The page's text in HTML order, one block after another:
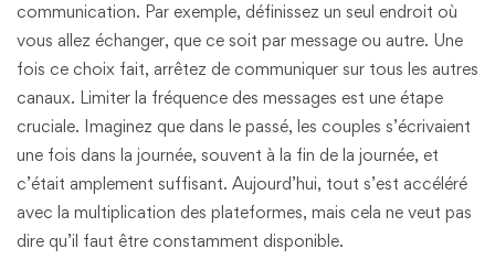
communication. Par exemple, définissez un seul endroit où
vous allez échanger, que ce soit par message ou autre. Une
fois ce choix fait, arrêtez de communiquer sur tous les autres
canaux. Limiter la fréquence des messages est une étape
cruciale. Imaginez que dans le passé, les couples s’écrivaient
une fois dans la journée, souvent à la fin de la journée, et
c’était amplement suffisant. Aujourd’hui, tout s’est accéléré
avec la multiplication des plateformes, mais cela ne veut pas
dire qu’il faut être constamment disponible.